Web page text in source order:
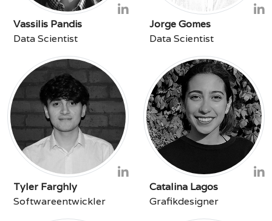
Vassilis Pandis
Data Scientist
Jorge Gomes
Data Scientist
Tyler Farghly
Softwareentwickler
Catalina Lagos
Grafikdesigner